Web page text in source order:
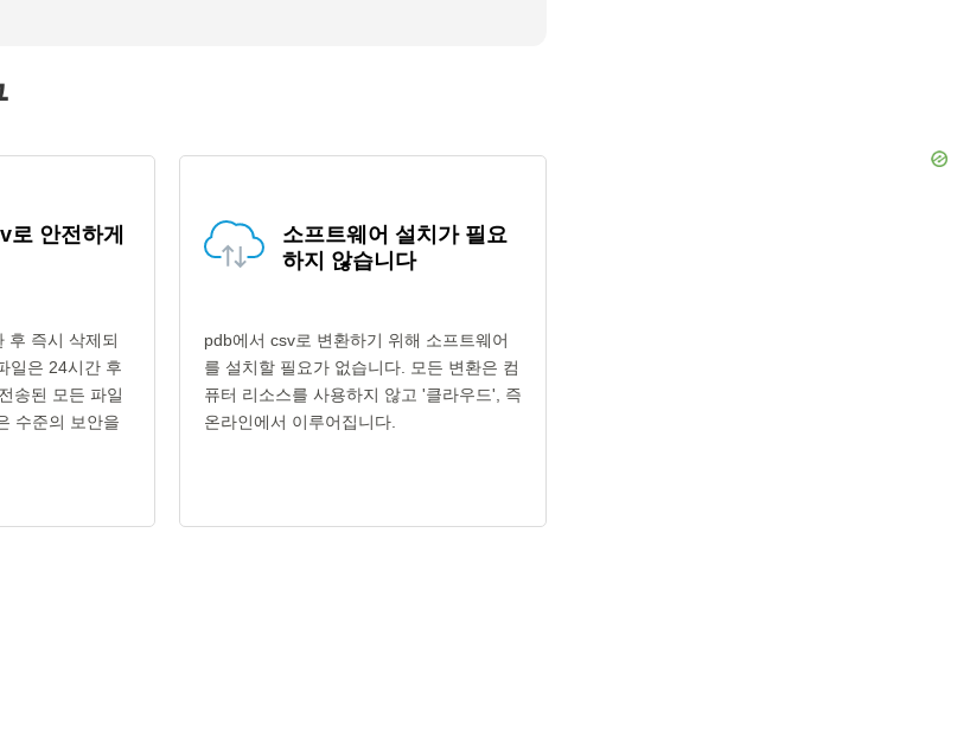
안전하게
후 즉시 삭제되
일은 24시간 후
송된 모든 파일
수준의 보안을
소프트웨어 설치가 필요
하지 않습니다
pdb에서 csv로 변환하기 위해 소프트웨어
를 설치할 필요가 없습니다. 모든 변환은 컴
퓨터 리소스를 사용하지 않고 '클라우드', 즉
온라인에서 이루어집니다.